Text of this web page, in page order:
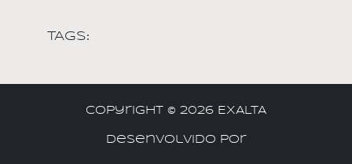
TAGS:
Copyright © 2026 EXALTA
Desenvolvido por